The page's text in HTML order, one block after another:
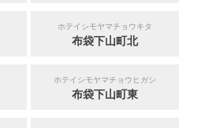
ホテイシモヤマチョウキタ
布袋下山町北
ホテイシモヤマチョウヒガシ
布袋下山町東